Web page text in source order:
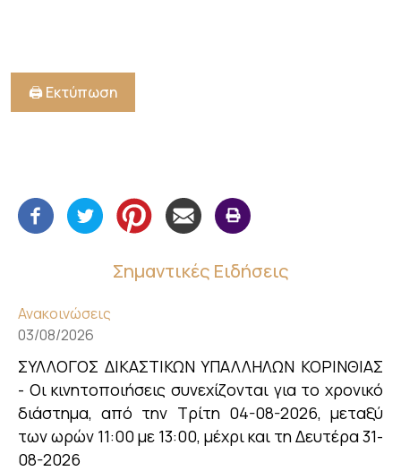
Σημαντικές Ειδήσεις
Ανακοινώσεις
03/08/2026
ΣΥΛΛΟΓΟΣ ΔΙΚΑΣΤΙΚΩΝ ΥΠΑΛΛΗΛΩΝ ΚΟΡΙΝΘΙΑΣ
- Οι κινητοποιήσεις συνεχίζονται για το χρονικό
διάστημα, από την Τρίτη 04-08-2026, μεταξύ
των ωρών 11:00 με 13:00, μέχρι και τη Δευτέρα 31-
08-2026
🖨️ Εκτύπωση